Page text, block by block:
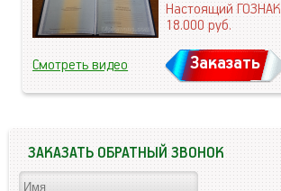
Настоящий ГОЗНАК
18.000руб.
Смотреть видео Заказать
ЗАКАЗАТЬ ОБРАТНЫЙ ЗВОНОК